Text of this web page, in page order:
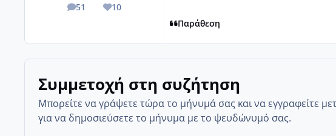
51
posts 10
Reputation
Παράθεση
Συμμετοχή στη συζήτηση
Μπορείτε να γράψετε τώρα το μήνυμά σας και να εγγραφείτε
για να δημοσιεύσετε το μήνυμα με το ψευδώνυμό σας.